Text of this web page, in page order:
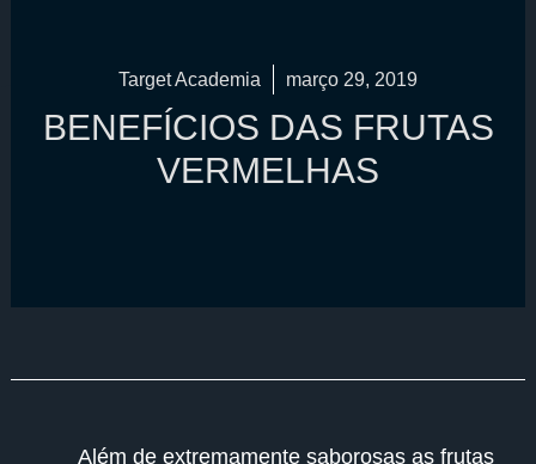
Target Academia março 29, 2019
BENEFÍCIOS DAS FRUTAS
VERMELHAS
Além de extremamente saborosas as frutas